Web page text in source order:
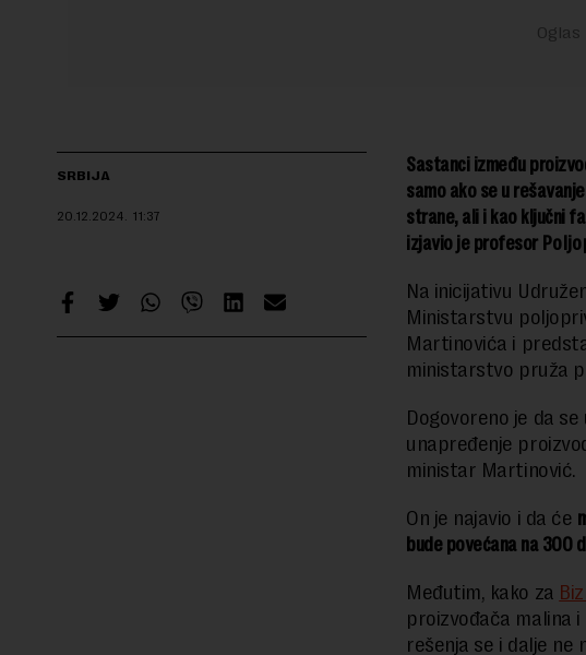
SRBIJA
20.12.2024. 11:37
Sastanci između
samo ako se u
strane, ali i kao ključni
izjavio je profesor
Na inicijativu
Ministarstvu
Martinovića i
ministarstvo pruža
Dogovoreno je da
unapređenje
ministar Martinović.
On je najavio i da će
bude povećana na 300
Međutim, kako za
proizvođača malina
rešenja se i dalje ne